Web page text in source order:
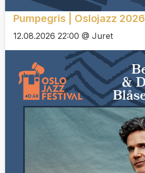
Pumpegris | Oslojazz 2026
12.08.2026 22:00 @ Juret